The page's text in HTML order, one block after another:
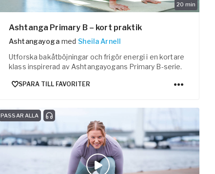
20 min
Ashtanga Primary B – kort praktik
Ashtangayoga med Sheila Arnell
Utforska bakåtböjningar och frigör energi i en kortare
klass inspirerad av Ashtangayogans Primary B-serie.
SPARA TILL FAVORITER
PASSAR ALLA